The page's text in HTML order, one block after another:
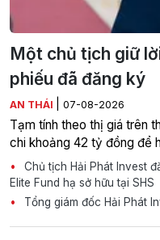
Một chủ tịch giữ
phiếu đã đăng ký
AN THÁI 07-08-2026
Tạm tính theo thị giá trên
chi khoảng 42 tỷ đồng để
Chủ tịch Hải Phát Invest
Elite Fund hạ sở hữu tại SHS
Tổng giám đốc Hải Phát